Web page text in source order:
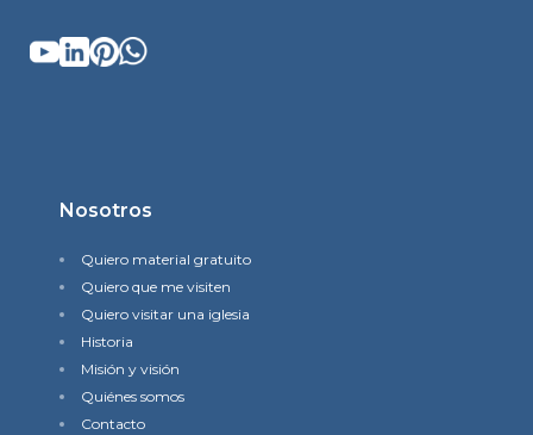
Nosotros
Quiero material gratuito
Quiero que me visiten
Quiero visitar una iglesia
Historia
Misión y visión
Quiénes somos
Contacto